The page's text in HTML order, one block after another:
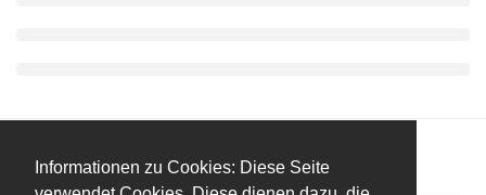
Informationen zu Cookies: Diese Seite